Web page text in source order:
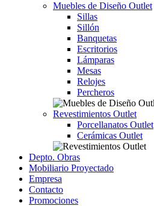
Muebles de Diseño Outlet
Sillas
Sillón
Banquetas
Escritorios
Lámparas
Mesas
Relojes
Percheros
Revestimientos Outlet
Porcellanatos Outlet
Cerámicas Outlet
Depto. Obras
Mobiliario Proyectado
Empresa
Contacto
Promociones